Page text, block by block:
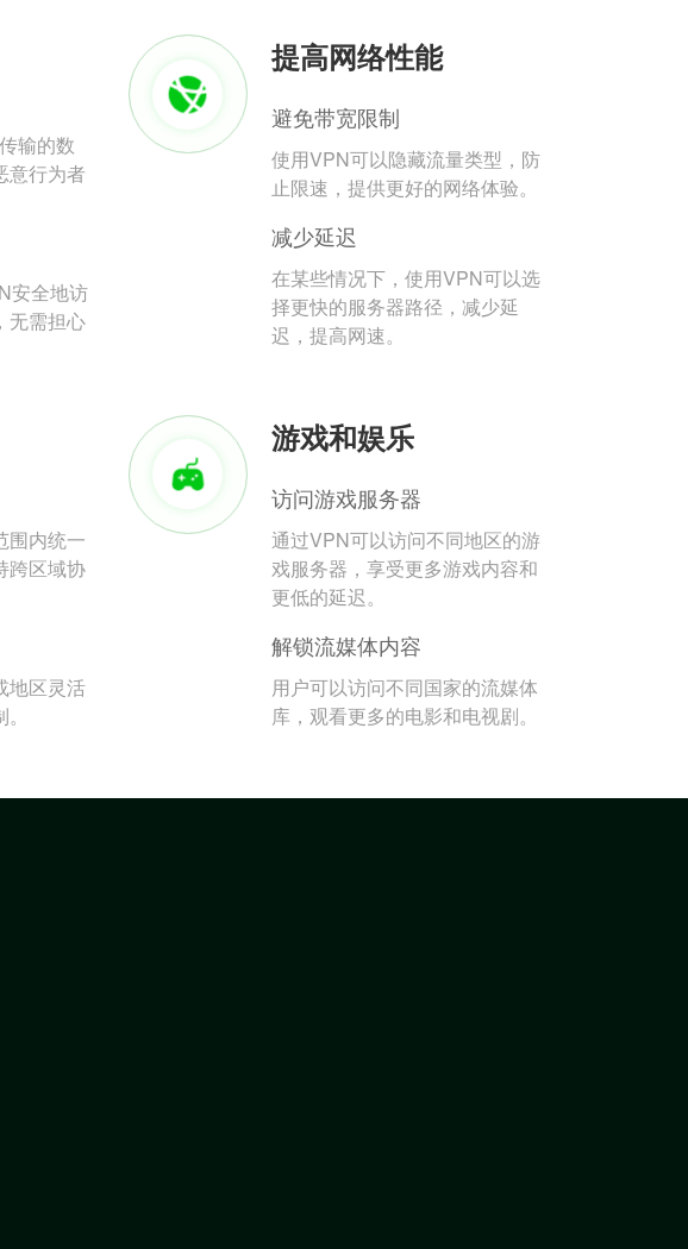
输的数
意行为者
安全地访
无需担心
提高网络性能
避免带宽限制
使用VPN可以隐藏流量类型，防
止限速，提供更好的网络体验。
减少延迟
在某些情况下，使用VPN可以选
择更快的服务器路径，减少延
迟，提高网速。
围内统一
跨区域协
地区灵活
游戏和娱乐
访问游戏服务器
通过VPN可以访问不同地区的游
戏服务器，享受更多游戏内容和
更低的延迟。
解锁流媒体内容
用户可以访问不同国家的流媒体
库，观看更多的电影和电视剧。